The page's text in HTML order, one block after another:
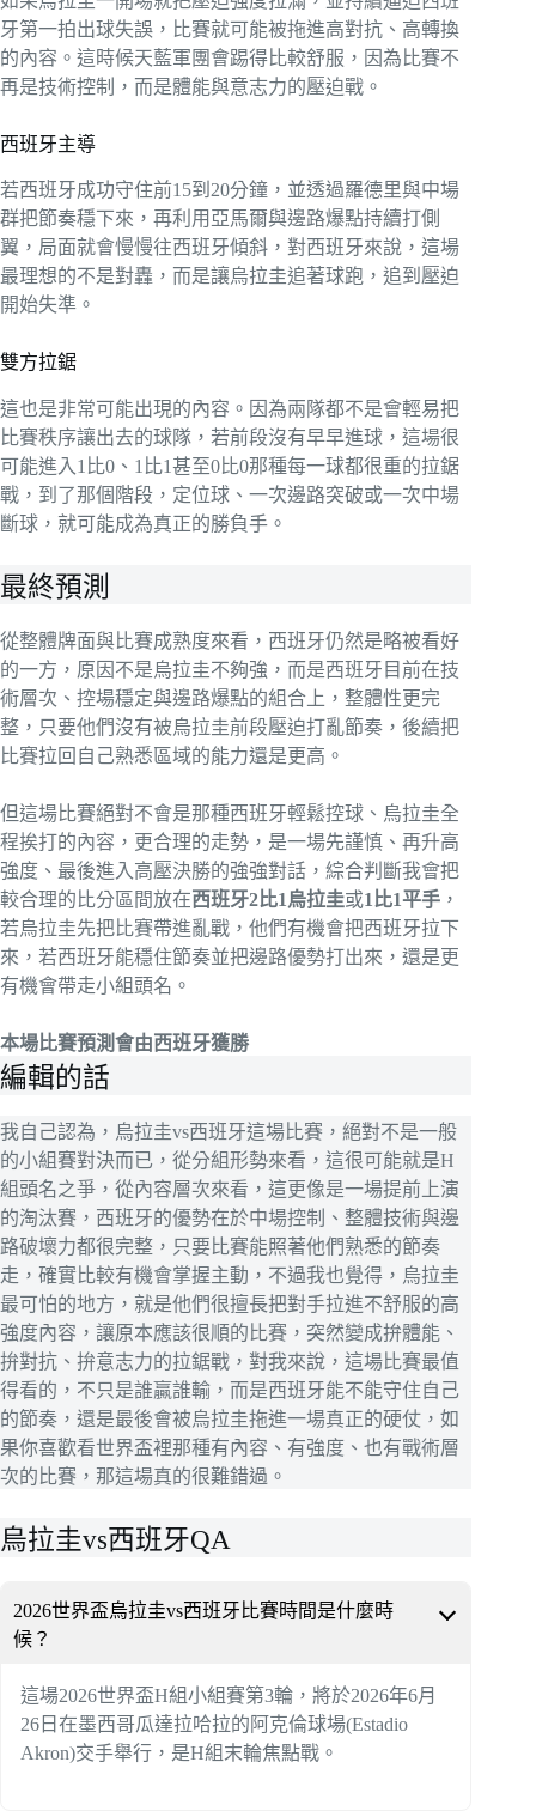
牙第一拍出球失誤，比賽就可能被拖進高對抗、高轉換
的內容。這時候天藍軍團會踢得比較舒服，因為比賽不
再是技術控制，而是體能與意志力的壓迫戰。
西班牙主導
若西班牙成功守住前15到20分鐘，並透過羅德里與中場
群把節奏穩下來，再利用亞馬爾與邊路爆點持續打側
翼，局面就會慢慢往西班牙傾斜，對西班牙來說，這場
最理想的不是對轟，而是讓烏拉圭追著球跑，追到壓迫
開始失準。
雙方拉鋸
這也是非常可能出現的內容。因為兩隊都不是會輕易把
比賽秩序讓出去的球隊，若前段沒有早早進球，這場很
可能進入1比0、1比1甚至0比0那種每一球都很重的拉鋸
戰，到了那個階段，定位球、一次邊路突破或一次中場
斷球，就可能成為真正的勝負手。
最終預測
從整體牌面與比賽成熟度來看，西班牙仍然是略被看好
的一方，原因不是烏拉圭不夠強，而是西班牙目前在技
術層次、控場穩定與邊路爆點的組合上，整體性更完
整，只要他們沒有被烏拉圭前段壓迫打亂節奏，後續把
比賽拉回自己熟悉區域的能力還是更高。
但這場比賽絕對不會是那種西班牙輕鬆控球、烏拉圭全
程挨打的內容，更合理的走勢，是一場先謹慎、再升高
強度、最後進入高壓決勝的強強對話，綜合判斷我會把
較合理的比分區間放在西班牙2比1烏拉圭或1比1平手 ，
若烏拉圭先把比賽帶進亂戰，他們有機會把西班牙拉下
來，若西班牙能穩住節奏並把邊路優勢打出來，還是更
有機會帶走小組頭名。
本場比賽預測會由西班牙獲勝
編輯的話
我自己認為，烏拉圭vs西班牙這場比賽，絕對不是一般
的小組賽對決而已，從分組形勢來看，這很可能就是H
組頭名之爭，從內容層次來看，這更像是一場提前上演
的淘汰賽，西班牙的優勢在於中場控制、整體技術與邊
路破壞力都很完整，只要比賽能照著他們熟悉的節奏
走，確實比較有機會掌握主動，不過我也覺得，烏拉圭
最可怕的地方，就是他們很擅長把對手拉進不舒服的高
強度內容，讓原本應該很順的比賽，突然變成拚體能、
拚對抗、拚意志力的拉鋸戰，對我來說，這場比賽最值
得看的，不只是誰贏誰輸，而是西班牙能不能守住自己
的節奏，還是最後會被烏拉圭拖進一場真正的硬仗，如
果你喜歡看世界盃裡那種有內容、有強度、也有戰術層
次的比賽，那這場真的很難錯過。
烏拉圭vs西班牙QA
2026世界盃烏拉圭vs西班牙比賽時間是什麼時
候？
這場2026世界盃H組小組賽第3輪，將於2026年6月
26日在墨西哥瓜達拉哈拉的阿克倫球場(Estadio
Akron)交手舉行，是H組末輪焦點戰。